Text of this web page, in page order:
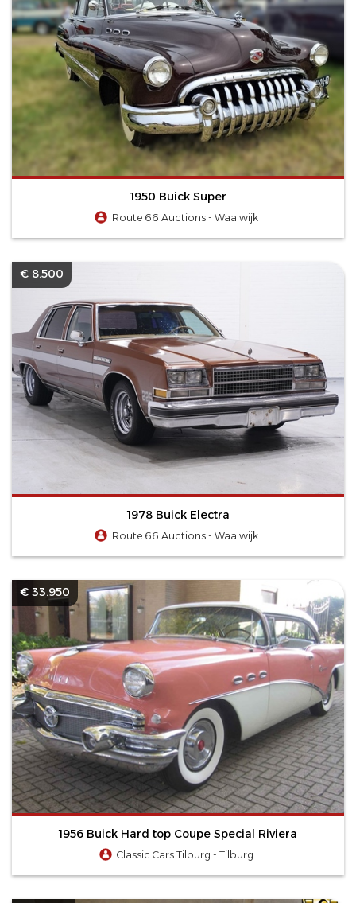
1950 Buick Super
Route 66 Auctions - Waalwijk
€ 8.500
1978 Buick Electra
Route 66 Auctions - Waalwijk
€ 33.950
1956 Buick Hard top Coupe Special Riviera
Classic Cars Tilburg - Tilburg